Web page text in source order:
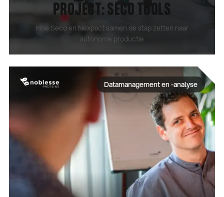
PROJECT: SECO TOOLS
Hoe Seco en Nexpact samen de stap zetten naar
autonome productie
Datamanagement en -analyse